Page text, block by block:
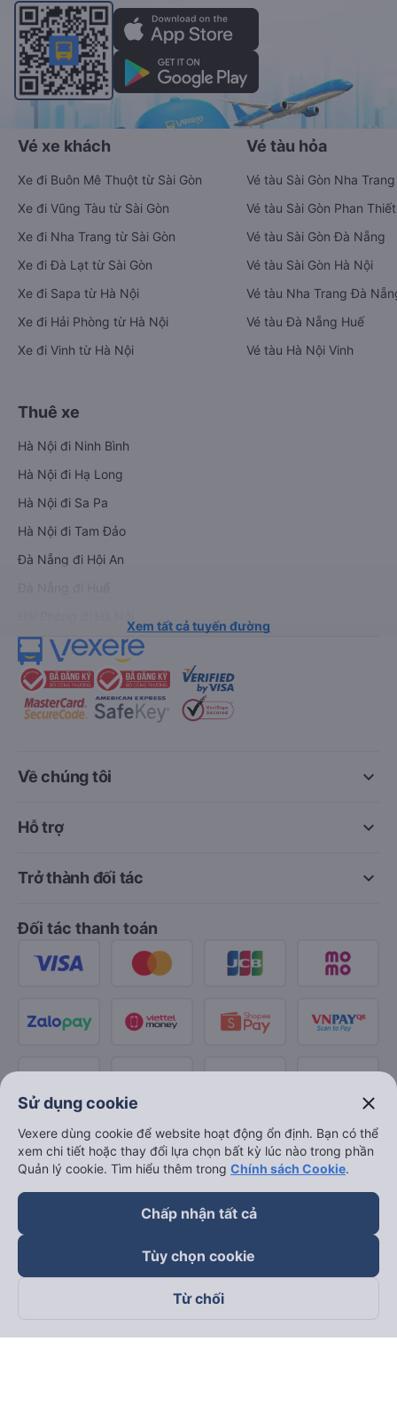
Vé xe khách
Xe đi Buôn Mê Thuột từ Sài Gòn
Xe đi Vũng Tàu từ Sài Gòn
Xe đi Nha Trang từ Sài Gòn
Xe đi Đà Lạt từ Sài Gòn
Xe đi Sapa từ Hà Nội
Xe đi Hải Phòng từ Hà Nội
Xe đi Vinh từ Hà Nội
Vé tàu hỏa
Vé tàu Sài Gòn Nha Trang
Vé tàu Sài Gòn Phan Thiết
Vé tàu Sài Gòn Đà Nẵng
Vé tàu Sài Gòn Hà Nội
Vé tàu Nha Trang Đà
Vé tàu Đà Nẵng Huế
Vé tàu Hà Nội Vinh
Thuê xe
Hà Nội đi Ninh Bình
Hà Nội đi Hạ Long
Hà Nội đi Sa Pa
Hà Nội đi Tam Đảo
Đà Nẵng đi Hội An
Xem tất cả tuyến đường
keyboard_arrow_down
Về chúng tôi
keyboard_arrow_down
Hỗ trợ
keyboard_arrow_down
Trở thành đối tác
Đối tác thanh toán
Theo dõi chúng tôi trên
Sử dụng cookie close
Vexere dùng cookie để website hoạt động ổn định. Bạn có thể
xem chi tiết hoặc thay đổi lựa chọn bất kỳ lúc nào trong phần
Quản lý cookie. Tìm hiểu thêm trong Chính sách Cookie.
Chấp nhận tất cả
Tùy chọn cookie
Từ chối